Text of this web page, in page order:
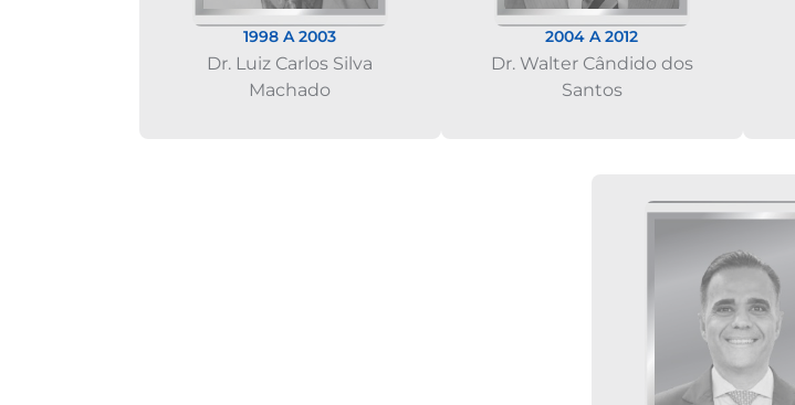
1998 A 2003
Dr. Luiz Carlos Silva
Machado
2004 A 2012
Dr. Walter Cândido dos
Santos